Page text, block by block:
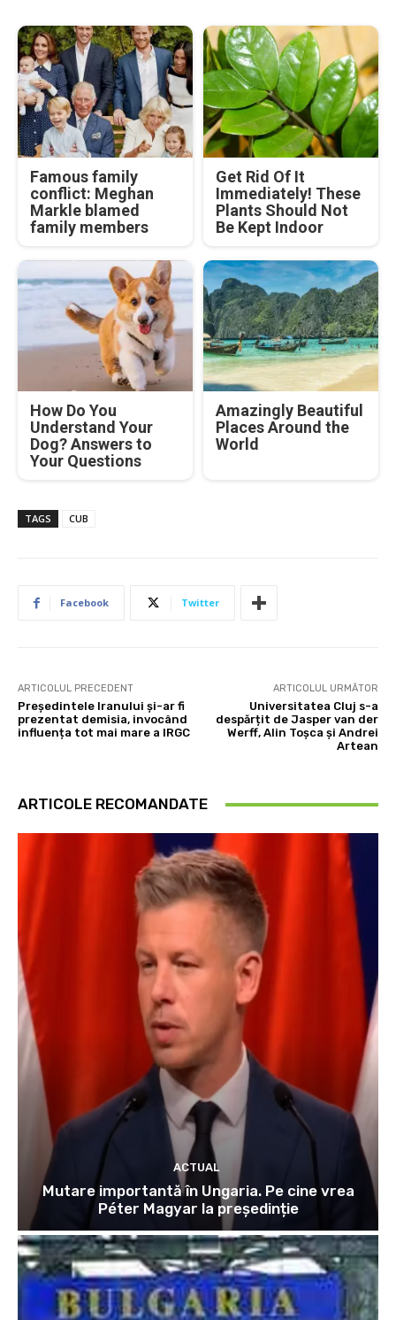
Famous family
conflict: Meghan
Markle blamed
family members
Get Rid Of It
Immediately! These
Plants Should Not
Be Kept Indoor
How Do You
Understand Your
Dog? Answers to
Your Questions
Amazingly Beautiful
Places Around the
World
TAGS CUB
Facebook Twitter
ARTICOLUL PRECEDENT
Președintele Iranului și-ar fi
prezentat demisia, invocând
influența tot mai mare a IRGC
ARTICOLUL URMĂTOR
Universitatea Cluj s-a
despărțit de Jasper van der
Werff, Alin Toșca și Andrei
Artean
ARTICOLE RECOMANDATE
ACTUAL
Mutare importantă în Ungaria. Pe cine vrea
Péter Magyar la președinție